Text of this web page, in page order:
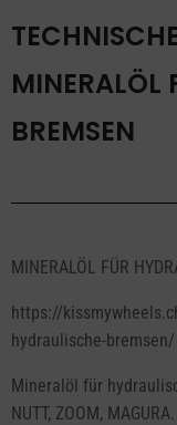
MINERALÖL
BREMSEN
MINERALÖL FÜR
https://
hydraulische-bremsen/
Mineralöl für
NUTT, ZOOM,